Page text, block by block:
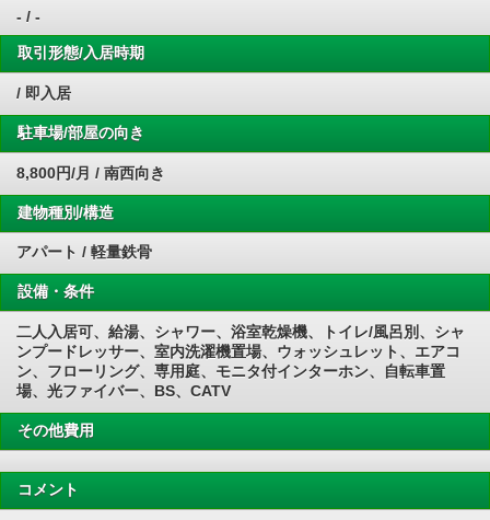
- / -
取引形態/入居時期
/ 即入居
駐車場/部屋の向き
8,800円/月 / 南西向き
建物種別/構造
アパート / 軽量鉄骨
設備・条件
二人入居可、給湯、シャワー、浴室乾燥機、トイレ/風呂別、シャ
ンプードレッサー、室内洗濯機置場、ウォッシュレット、エアコ
ン、フローリング、専用庭、モニタ付インターホン、自転車置
場、光ファイバー、BS、CATV
その他費用
コメント